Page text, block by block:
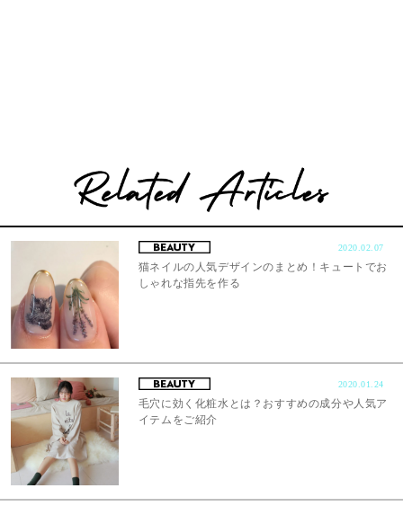
2020.02.07
猫ネイルの人気デザインのまとめ！キュートでお
しゃれな指先を作る
2020.01.24
毛穴に効く化粧水とは？おすすめの成分や人気ア
イテムをご紹介